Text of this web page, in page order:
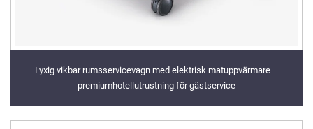
Lyxig vikbar rumsservicevagn med elektrisk matuppvärmare –
premiumhotellutrustning för gästservice